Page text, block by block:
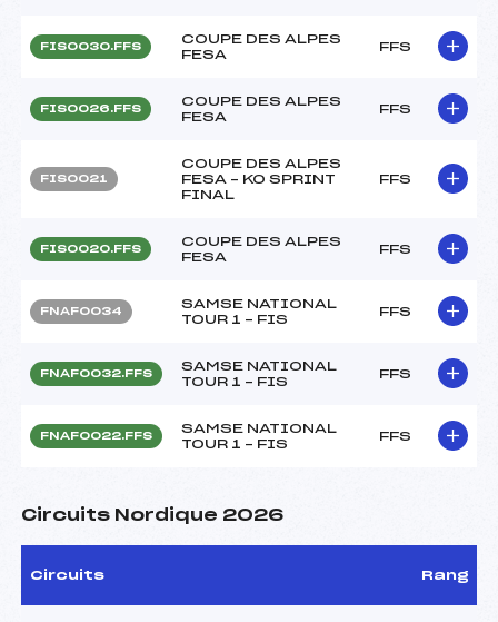
FIS0030.FFS
COUPE DES ALPES
FESA
FFS
FIS0026.FFS
COUPE DES ALPES
FESA
FFS
FIS0021
COUPE DES ALPES
FESA – KO SPRINT
FINAL
FFS
FIS0020.FFS
COUPE DES ALPES
FESA
FFS
FNAF0034
SAMSE NATIONAL
TOUR 1 – FIS
FFS
FNAF0032.FFS
SAMSE NATIONAL
TOUR 1 – FIS
FFS
FNAF0022.FFS
SAMSE NATIONAL
TOUR 1 – FIS
FFS
Circuits Nordique 2026
Circuits Rang